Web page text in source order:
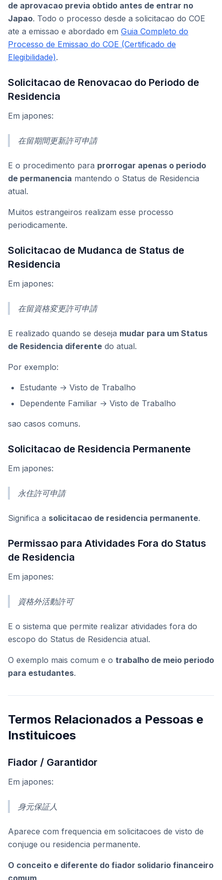
de aprovacao previa obtido antes de entrar no
Japao. Todo o processo desde a solicitacao do COE
ate a emissao e abordado em Guia Completo do
Processo de Emissao do COE (Certificado de
Elegibilidade).
Solicitacao de Renovacao do Periodo de
Residencia
Em japones:
在留期間更新許可申請
E o procedimento para prorrogar apenas o periodo
de permanencia mantendo o Status de Residencia
atual.
Muitos estrangeiros realizam esse processo
periodicamente.
Solicitacao de Mudanca de Status de
Residencia
Em japones:
在留資格変更許可申請
E realizado quando se deseja mudar para um Status
de Residencia diferente do atual.
Por exemplo:
Estudante → Visto de Trabalho
Dependente Familiar → Visto de Trabalho
sao casos comuns.
Solicitacao de Residencia Permanente
Em japones:
永住許可申請
Significa a solicitacao de residencia permanente.
Permissao para Atividades Fora do Status
de Residencia
Em japones:
資格外活動許可
E o sistema que permite realizar atividades fora do
escopo do Status de Residencia atual.
O exemplo mais comum e o trabalho de meio periodo
para estudantes.
Termos Relacionados a Pessoas e
Instituicoes
Fiador / Garantidor
Em japones:
身元保証人
Aparece com frequencia em solicitacoes de visto de
conjuge ou residencia permanente.
O conceito e diferente do fiador solidario financeiro